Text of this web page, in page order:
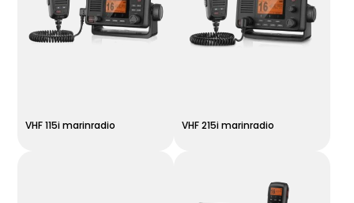
VHF 115i marinradio VHF 215i marinradio